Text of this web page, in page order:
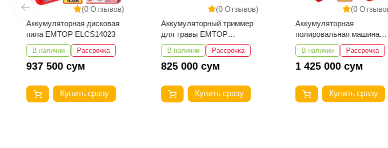
(0 Отзывов)
Аккумуляторная дисковая
пила EMTOP ELCS14023
В наличии Рассрочка
937 500 сум
Купить сразу
(0 Отзывов)
Аккумуляторный триммер
для травы EMTOP
ELGT203285
В наличии Рассрочка
825 000 сум
Купить сразу
(0
Аккумуляторная
полировальная машина
EMTOP ELAP20158
В наличии Рассрочка
1 425 000 сум
Купить сразу